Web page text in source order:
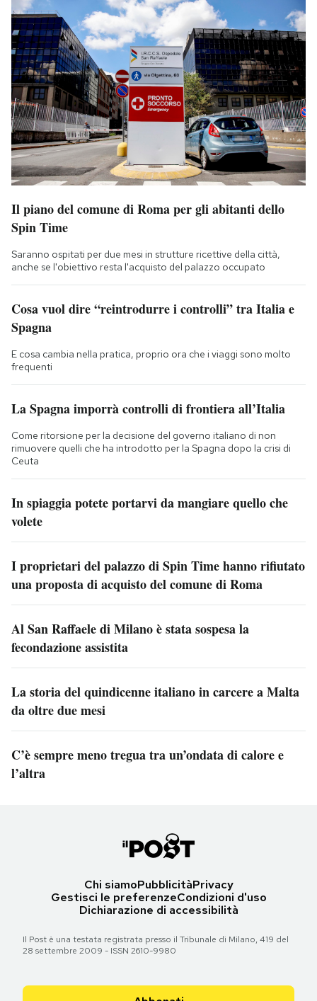
Il piano del comune di Roma per gli abitanti dello
Spin Time
Saranno ospitati per due mesi in strutture ricettive della città,
anche se l'obiettivo resta l'acquisto del palazzo occupato
Cosa vuol dire “reintrodurre i controlli” tra Italia e
Spagna
E cosa cambia nella pratica, proprio ora che i viaggi sono molto
frequenti
La Spagna imporrà controlli di frontiera all’Italia
Come ritorsione per la decisione del governo italiano di non
rimuovere quelli che ha introdotto per la Spagna dopo la crisi di
Ceuta
In spiaggia potete portarvi da mangiare quello che
volete
I proprietari del palazzo di Spin Time hanno rifiutato
una proposta di acquisto del comune di Roma
Al San Raffaele di Milano è stata sospesa la
fecondazione assistita
La storia del quindicenne italiano in carcere a Malta
da oltre due mesi
C’è sempre meno tregua tra un’ondata di calore e
l’altra
Chi siamoPubblicitàPrivacy
Gestisci le preferenzeCondizioni d'uso
Dichiarazione di accessibilità
Il Post è una testata registrata presso il Tribunale di Milano, 419 del
28 settembre 2009 - ISSN 2610-9980